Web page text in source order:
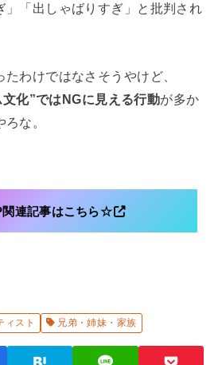
」「出しゃばりすぎ」と批判され
わけではなさそうやけど、
化”ではNGに見える行動が多か
な。
連記事はこちら☆
ィスト 兄弟・姉妹・家族